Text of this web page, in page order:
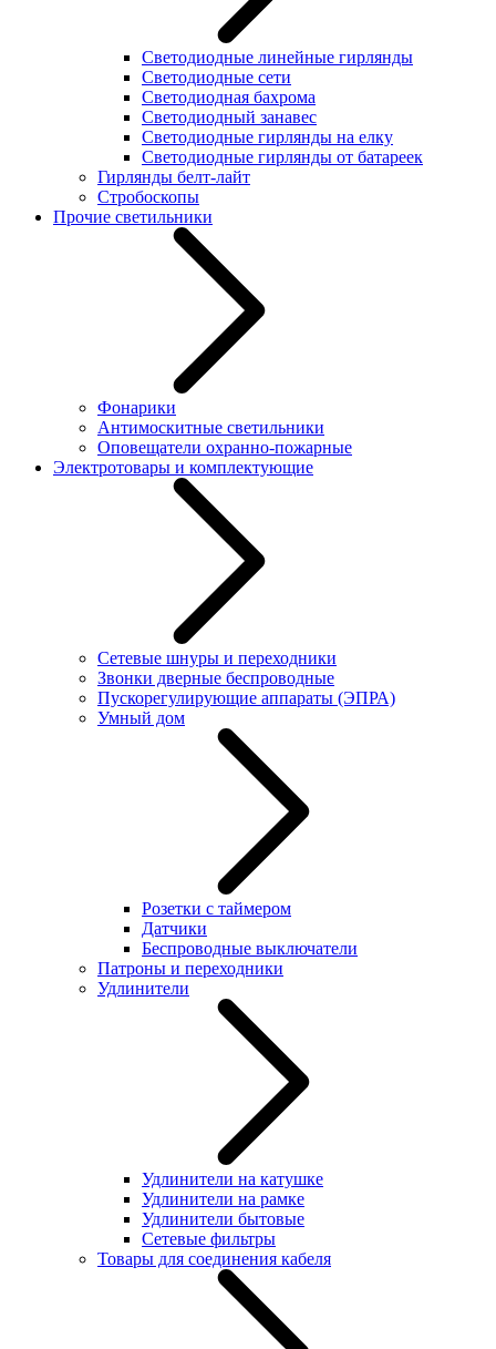
Светодиодные линейные гирлянды
Светодиодные сети
Светодиодная бахрома
Светодиодный занавес
Светодиодные гирлянды на елку
Светодиодные гирлянды от батареек
Гирлянды белт-лайт
Стробоскопы
Прочие светильники
Фонарики
Антимоскитные светильники
Оповещатели охранно-пожарные
Электротовары и комплектующие
Сетевые шнуры и переходники
Звонки дверные беспроводные
Пускорегулирующие аппараты (ЭПРА)
Умный дом
Розетки с таймером
Датчики
Беспроводные выключатели
Патроны и переходники
Удлинители
Удлинители на катушке
Удлинители на рамке
Удлинители бытовые
Сетевые фильтры
Товары для соединения кабеля